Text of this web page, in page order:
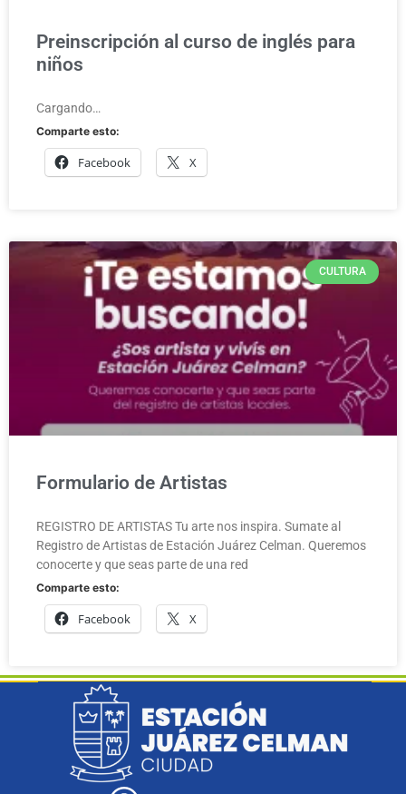
Preinscripción al curso de inglés para
niños
Cargando…
Comparte esto:
Facebook X
CULTURA
Formulario de Artistas
REGISTRO DE ARTISTAS Tu arte nos inspira. Sumate al
Registro de Artistas de Estación Juárez Celman. Queremos
conocerte y que seas parte de una red
Comparte esto:
Facebook X